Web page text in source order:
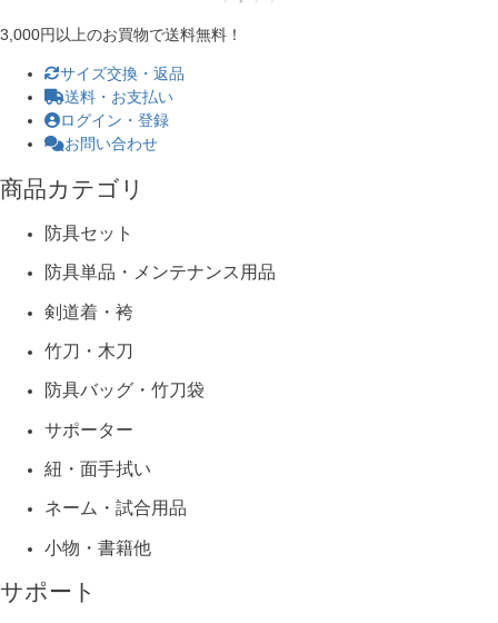
3,000円以上のお買物で送料無料！
サイズ交換・返品
送料・お支払い
ログイン・登録
お問い合わせ
商品カテゴリ
防具セット
防具単品・メンテナンス用品
剣道着・袴
竹刀・木刀
防具バッグ・竹刀袋
サポーター
紐・面手拭い
ネーム・試合用品
小物・書籍他
サポート